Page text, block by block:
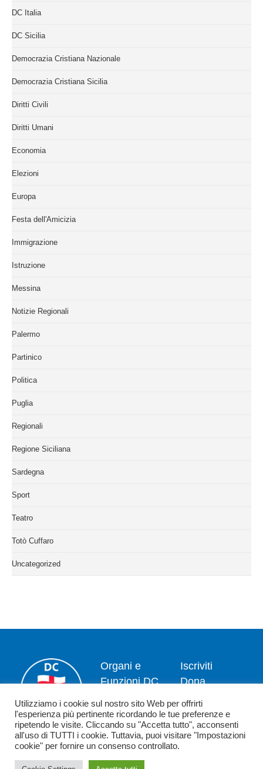
DC Italia
DC Sicilia
Democrazia Cristiana Nazionale
Democrazia Cristiana Sicilia
Diritti Civili
Diritti Umani
Economia
Elezioni
Europa
Festa dell'Amicizia
Immigrazione
Istruzione
Messina
Notizie Regionali
Palermo
Partinico
Politica
Puglia
Regionali
Regione Siciliana
Sardegna
Sport
Teatro
Totò Cuffaro
Uncategorized
Organi e
Funzioni DC
Nazionale
Dipartimenti
News
Contatti
Iscriviti
Dona
policy
Politica dei
cookie
Utilizziamo i cookie sul nostro sito Web per offrirti
l'esperienza più pertinente ricordando le tue preferenze e
ripetendo le visite. Cliccando su "Accetta tutto", acconsenti
all'uso di TUTTI i cookie. Tuttavia, puoi visitare "Impostazioni
cookie" per fornire un consenso controllato.